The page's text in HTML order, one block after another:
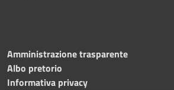
Amministrazione trasparente
Albo pretorio
Informativa privacy